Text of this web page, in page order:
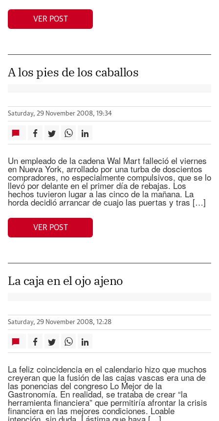
VER POST
A los pies de los caballos
Saturday, 29 November 2008, 19:34
Un empleado de la cadena Wal Mart falleció el viernes
en Nueva York, arrollado por una turba de doscientos
compradores, no especialmente compulsivos, que se lo
llevó por delante en el primer día de rebajas. Los
hechos tuvieron lugar a las cinco de la mañana. La
horda decidió arrancar de cuajo las puertas y tras […]
VER POST
La caja en el ojo ajeno
Saturday, 29 November 2008, 12:28
La feliz coincidencia en el calendario hizo que muchos
creyeran que la fusión de las cajas vascas era una de
las ponencias del congreso Lo Mejor de la
Gastronomía. En realidad, se trataba de crear “la
herramienta financiera” que permitiría afrontar la crisis
financiera en las mejores condiciones. Loable